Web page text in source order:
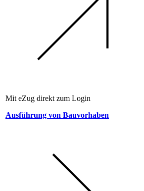
Mit eZug direkt zum Login
Ausführung von Bauvorhaben